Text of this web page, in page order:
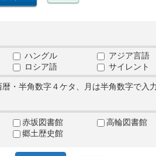
ハングル アジア言語
ロシア語 サイレント
・半角数字４ケタ、月は半角数字で入
赤坂図書館 高輪図書館
郷土歴史館